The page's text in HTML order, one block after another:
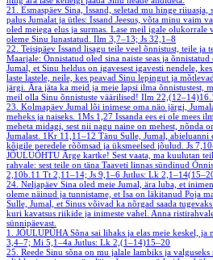
21. Esmaspäev Sina, Issand, seletad mu hinge riiuasja,
palus Jumalat ja ütles: Issand Jeesus, võta minu vaim
oled meiega elus ja surmas. Lase meil igale olukorrale
oleme Sinu lunastatud. Ilm 3,7–13; Js 32,1–8
22. Teisipäev Issand lisagu teile veel õnnistust, teile ja
Maarjale: Õnnistatud oled sina naiste seas ja
Jumal, et Sinu heldus on igavesest igavesti nendele,
laste lastele, neile, kes peavad Sinu lepingut ja
järgi. Ära jäta ka meid ja meie lapsi ilma õnnistustest,
meil olla Sinu õnnistuste väärilised! Ilm
23. Kolmapäev Jumal lõi inimese oma näo järgi,
meheks ja naiseks. 1Ms 1,27 Issanda ees ei ole mees
meheta midagi, sest nii nagu naine on mehest, nõnda
Jumalast. 1Kr 11,11–12 Tänu Sulle, Jumal,
kõigile peredele rõõmsad ja üksmeelsed jõulud. Js
JÕULUÕHTU Ärge kartke! Sest vaata, ma kuulutan
rahvale: sest teile on täna Taaveti linnas sündinud
2,10b.11 Tt 2,11–14; Js 9,1–6 Jutlus: Lk
24. Neljapäev Sina oled meie Jumal, ära luba, et
oleme näinud ja tunnistame, et Isa on läkitanud Poja
Sulle, Jumal, et Sinus võivad ka nõrgad saada
kuri kavatsus riikide ja inimeste vahel. Anna
sünnipäevast.
1. JÕULUPÜHA Sõna sai lihaks ja elas meie keskel, ja
3,4–7; Mi 5,1–4a Jutlus: Lk 2,(1–14)15–20
25. Reede Sinu sõna on mu jalale lambiks ja valguseks